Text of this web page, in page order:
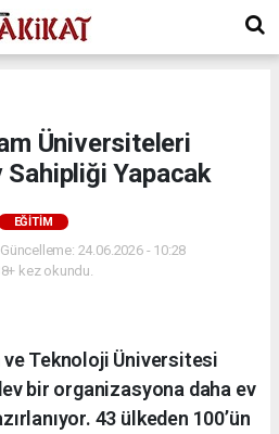
Üniversiteleri
Yapacak
EĞITIM
24.06.2026 - 10:28
kez okundu.
Teknoloji Üniversitesi
bir organizasyona daha ev
43 ülkeden 100’ün